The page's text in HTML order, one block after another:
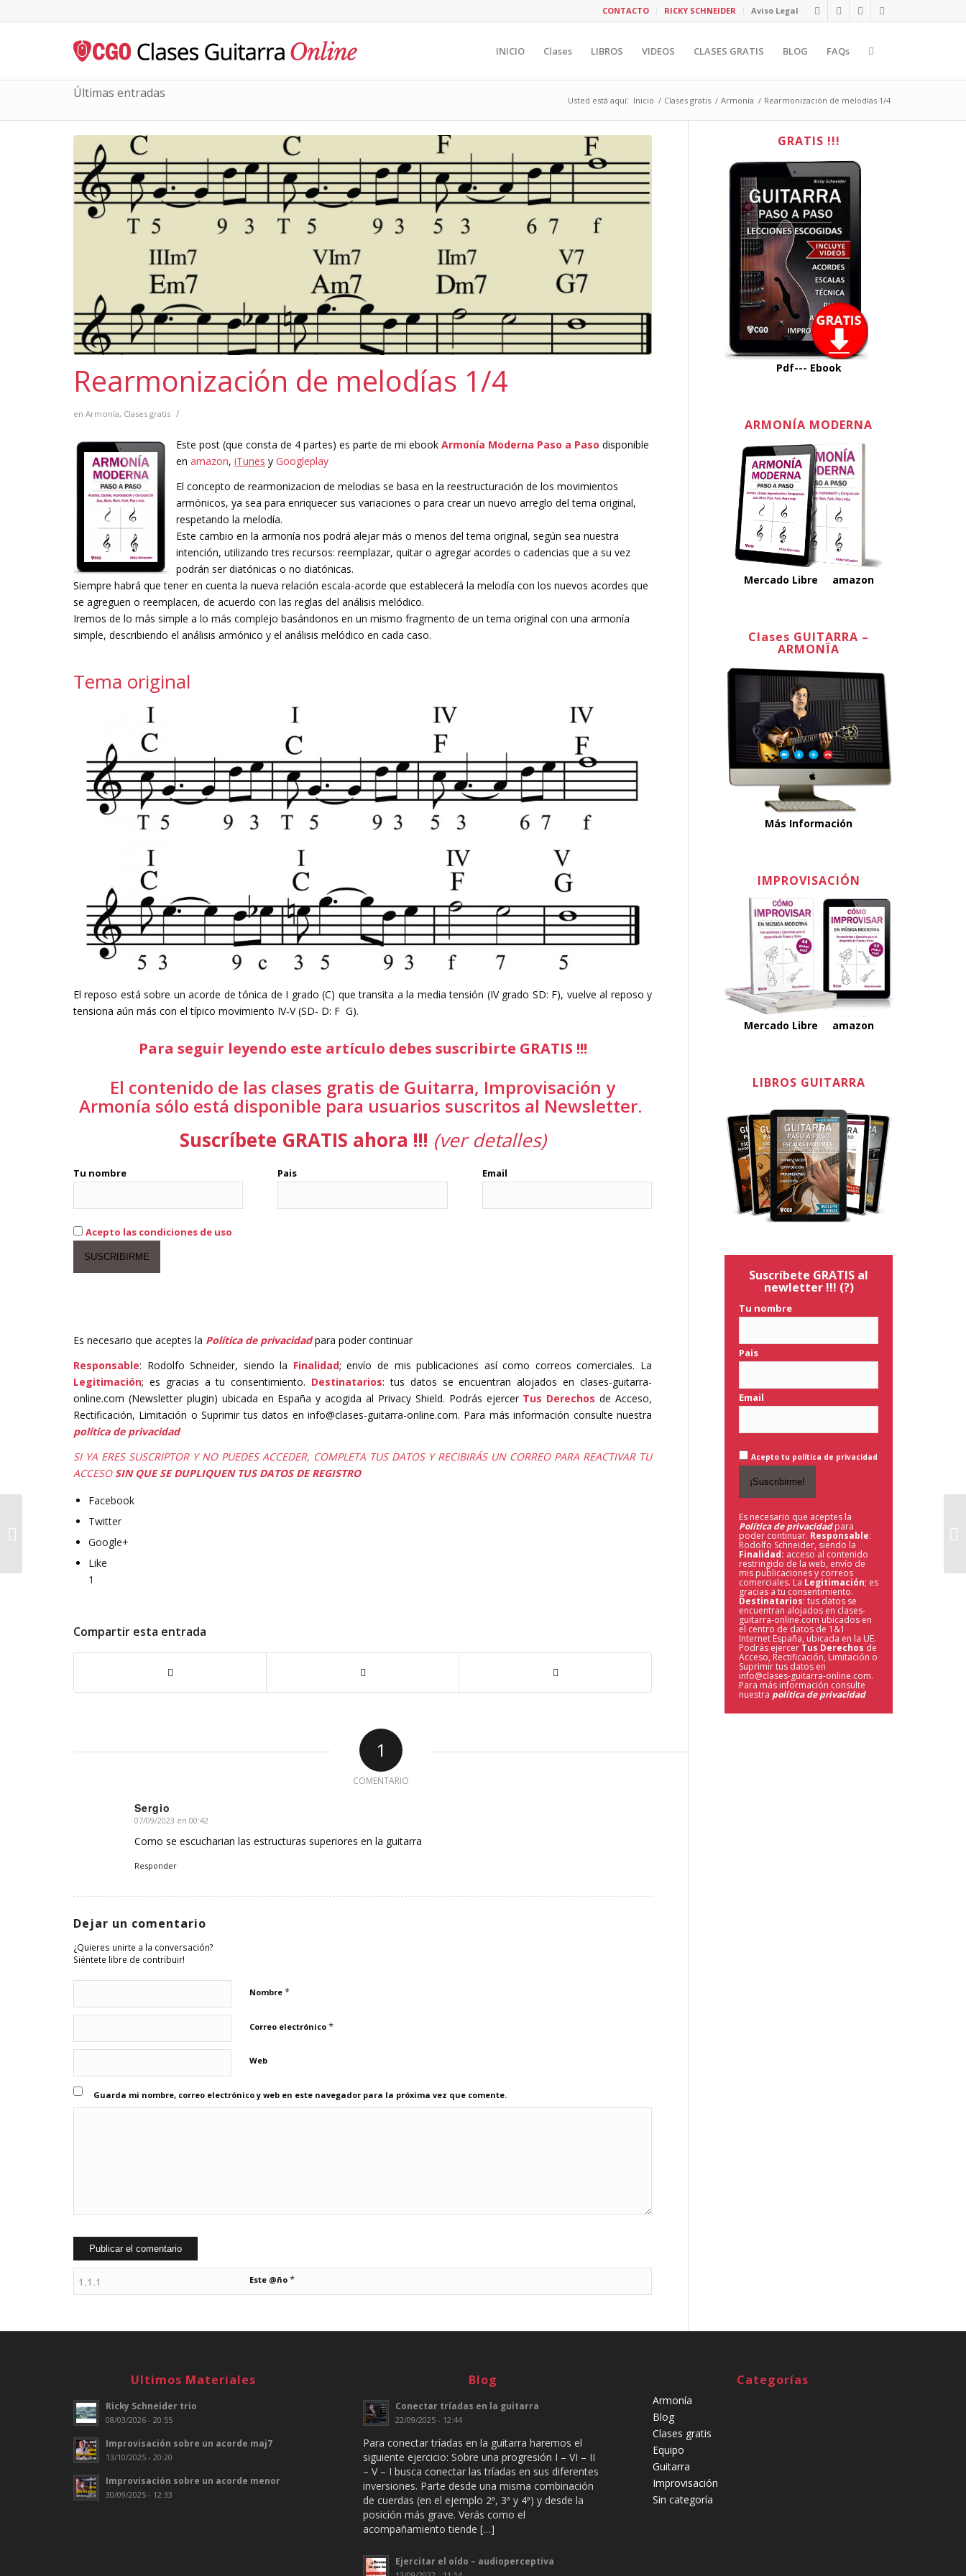
CONTACTO RICKY SCHNEIDER Aviso Legal
INICIO Clases LIBROS VIDEOS CLASES GRATIS BLOG FAQs
Últimas entradas Usted está aquí: Inicio / Clases gratis / Armonía / Rearmonización de melodías 1/4
Rearmonización de melodías 1/4
en Armonía, Clases gratis /
Este post (que consta de 4 partes) es parte de mi ebook Armonía Moderna Paso a Paso disponible
en amazon, iTunes y Googleplay
El concepto de rearmonizacion de melodias se basa en la reestructuración de los movimientos
armónicos, ya sea para enriquecer sus variaciones o para crear un nuevo arreglo del tema original,
respetando la melodía.
Este cambio en la armonía nos podrá alejar más o menos del tema original, según sea nuestra
intención, utilizando tres recursos: reemplazar, quitar o agregar acordes o cadencias que a su vez
podrán ser diatónicas o no diatónicas.
Siempre habrá que tener en cuenta la nueva relación escala-acorde que establecerá la melodía con los nuevos acordes que
se agreguen o reemplacen, de acuerdo con las reglas del análisis melódico.
Iremos de lo más simple a lo más complejo basándonos en un mismo fragmento de un tema original con una armonía
simple, describiendo el análisis armónico y el análisis melódico en cada caso.
Tema original
El reposo está sobre un acorde de tónica de I grado (C) que transita a la media tensión (IV grado SD: F), vuelve al reposo y
tensiona aún más con el típico movimiento IV-V (SD- D: F G).
Para seguir leyendo este artículo debes suscribirte GRATIS !!!
El contenido de las clases gratis de Guitarra, Improvisación y
Armonía sólo está disponible para usuarios suscritos al Newsletter.
Suscríbete GRATIS ahora !!! (ver detalles)
Tu nombre Pais Email
Acepto las condiciones de uso
Es necesario que aceptes la Política de privacidad para poder continuar
Responsable: Rodolfo Schneider, siendo la Finalidad; envío de mis publicaciones así como correos comerciales. La
Legitimación; es gracias a tu consentimiento. Destinatarios: tus datos se encuentran alojados en clases-guitarra-
online.com (Newsletter plugin) ubicada en España y acogida al Privacy Shield. Podrás ejercer Tus Derechos de Acceso,
Rectificación, Limitación o Suprimir tus datos en info@clases-guitarra-online.com. Para más información consulte nuestra
política de privacidad
SI YA ERES SUSCRIPTOR Y NO PUEDES ACCEDER, COMPLETA TUS DATOS Y RECIBIRÁS UN CORREO PARA REACTIVAR TU
ACCESO SIN QUE SE DUPLIQUEN TUS DATOS DE REGISTRO
Facebook
Twitter
Google+
Like
1
Compartir esta entrada
1
COMENTARIO
Sergio
Dice:
07/09/2023 en 00:42
Como se escucharian las estructuras superiores en la guitarra
Responder
Dejar un comentario
¿Quieres unirte a la conversación?
Siéntete libre de contribuir!
Nombre *
Correo electrónico *
Web
Guarda mi nombre, correo electrónico y web en este navegador para la próxima vez que comente.
Este @ño *
GRATIS !!!
Pdf--- Ebook
ARMONÍA MODERNA
Mercado Libre amazon
Clases GUITARRA –
ARMONÏA
Más Información
IMPROVISACIÓN
Mercado Libre amazon
LIBROS GUITARRA
Suscríbete GRATIS al
newletter !!! (?)
Tu nombre
Pais
Email
Acepto tu política de privacidad
Es necesario que aceptes la
Política de privacidad para
poder continuar. Responsable:
Rodolfo Schneider, siendo la
Finalidad: acceso al contenido
restringido de la web, envío de
mis publicaciones y correos
comerciales. La Legitimación; es
gracias a tu consentimiento.
Destinatarios: tus datos se
encuentran alojados en clases-
guitarra-online.com ubicados en
el centro de datos de 1&1
Internet España, ubicada en la UE.
Podrás ejercer Tus Derechos de
Acceso, Rectificación, Limitación o
Suprimir tus datos en
info@clases-guitarra-online.com.
Para más información consulte
nuestra política de privacidad
Ultimos Materiales
Ricky Schneider trio
08/03/2026 - 20:55
Improvisación sobre un acorde maj7
13/10/2025 - 20:20
Improvisación sobre un acorde menor
30/09/2025 - 12:33
Blog
Conectar tríadas en la guitarra
22/09/2025 - 12:44
Para conectar tríadas en la guitarra haremos el
siguiente ejercicio: Sobre una progresión I – VI – II
– V – I busca conectar las tríadas en sus diferentes
inversiones. Parte desde una misma combinación
de cuerdas (en el ejemplo 2ª, 3ª y 4ª) y desde la
posición más grave. Verás como el
acompañamiento tiende […]
Ejercitar el oído – audioperceptiva
Categorías
Armonía
Blog
Clases gratis
Equipo
Guitarra
Improvisación
Sin categoría